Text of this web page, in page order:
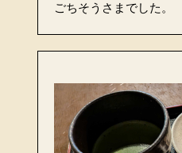
ごちそうさまでした。